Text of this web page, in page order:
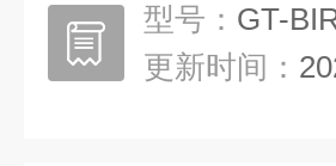
型号： GT-
更新时间：